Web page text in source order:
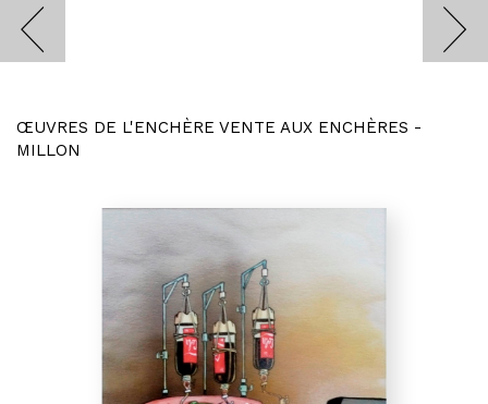
ŒUVRES DE L'ENCHÈRE VENTE AUX ENCHÈRES -
MILLON